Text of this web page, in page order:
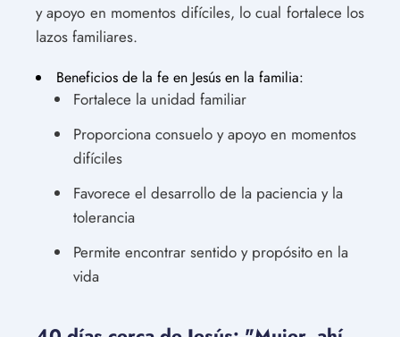
y apoyo en momentos difíciles, lo cual fortalece los
lazos familiares.
Beneficios de la fe en Jesús en la familia:
Fortalece la unidad familiar
Proporciona consuelo y apoyo en momentos
difíciles
Favorece el desarrollo de la paciencia y la
tolerancia
Permite encontrar sentido y propósito en la
vida